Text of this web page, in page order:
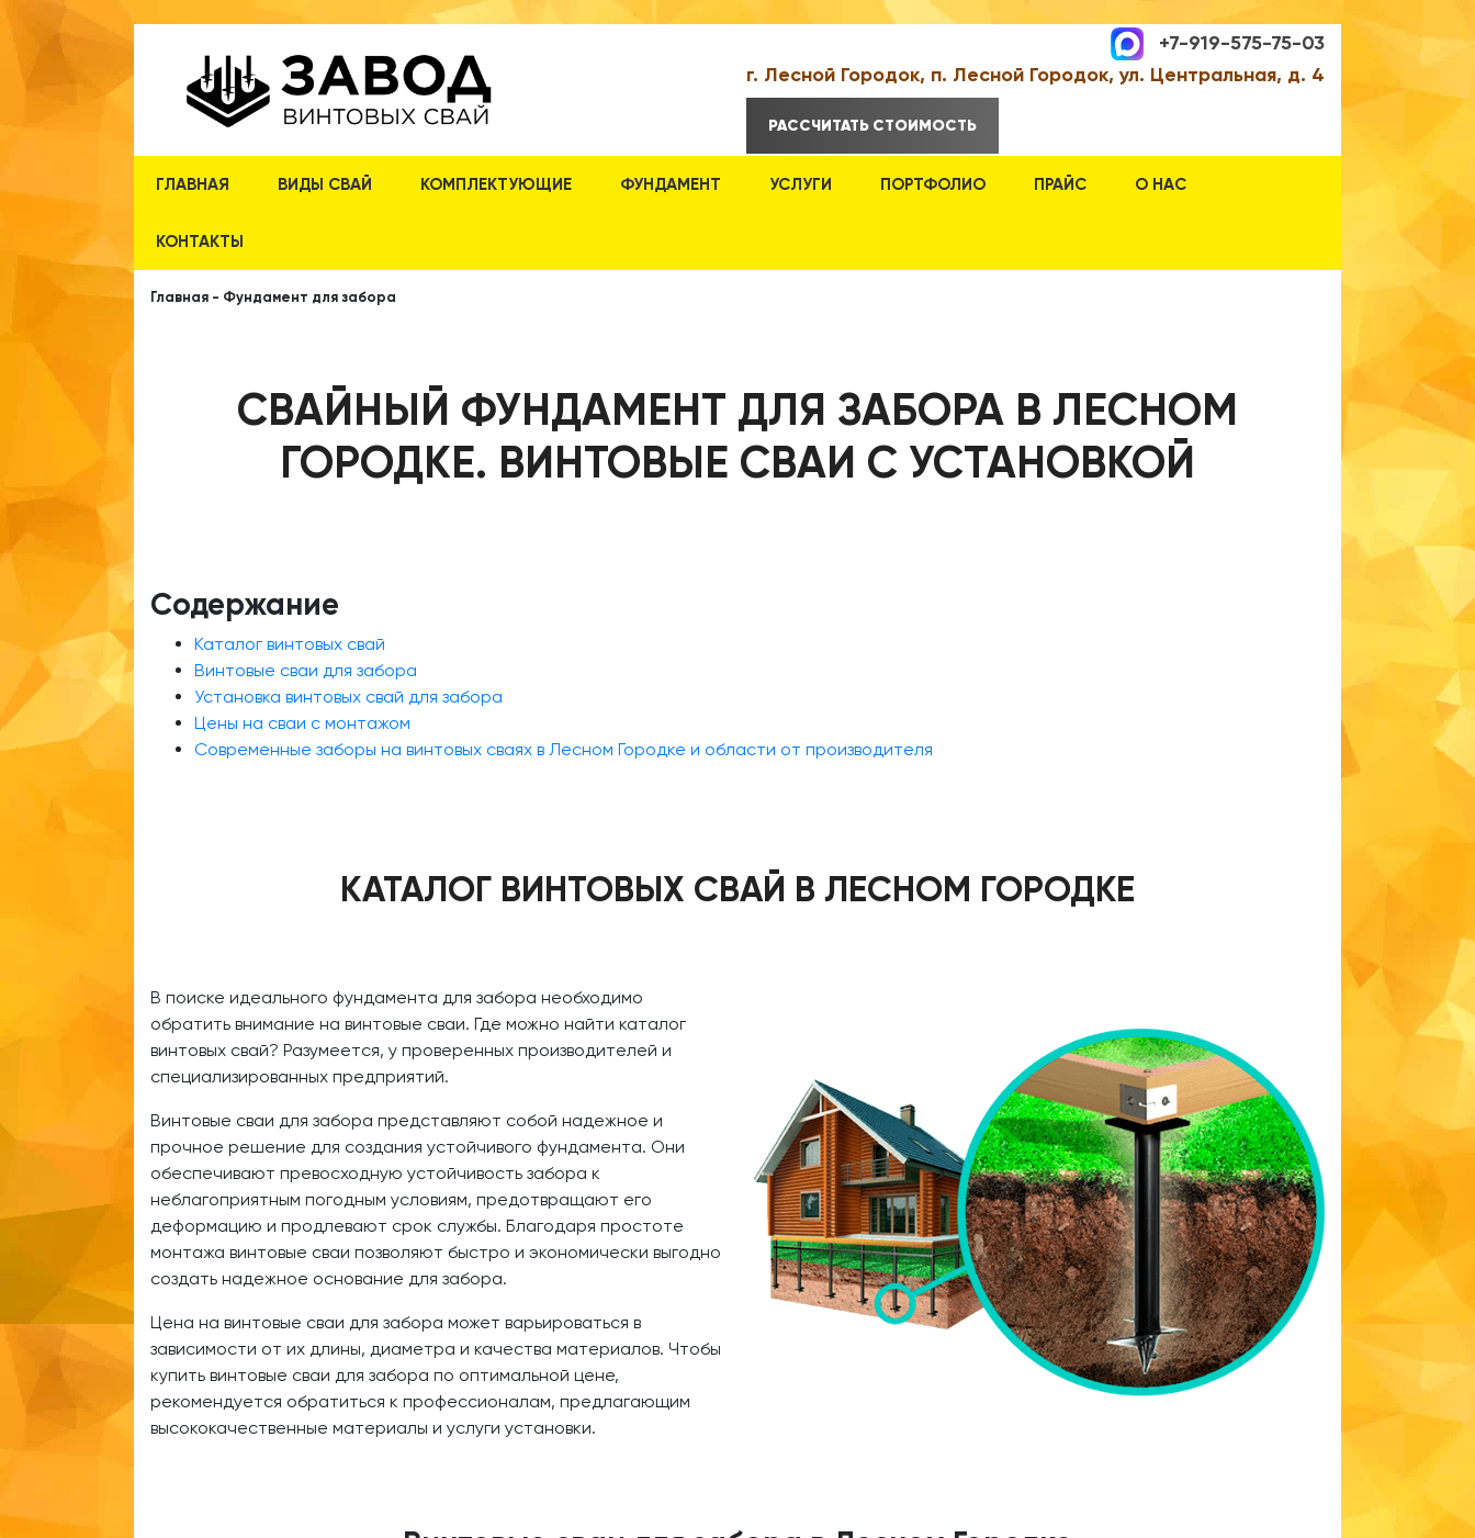
+7-919-575-75-03
г. Лесной Городок, п. Лесной Городок, ул. Центральная, д. 4
РАССЧИТАТЬ СТОИМОСТЬ
ГЛАВНАЯ ВИДЫ СВАЙ КОМПЛЕКТУЮЩИЕ ФУНДАМЕНТ УСЛУГИ ПОРТФОЛИО ПРАЙС О НАС
КОНТАКТЫ
Главная - Фундамент для забора
СВАЙНЫЙ ФУНДАМЕНТ ДЛЯ ЗАБОРА В ЛЕСНОМ
ГОРОДКЕ. ВИНТОВЫЕ СВАИ С УСТАНОВКОЙ
Содержание
Каталог винтовых свай
Винтовые сваи для забора
Установка винтовых свай для забора
Цены на сваи с монтажом
Современные заборы на винтовых сваях в Лесном Городке и области от производителя
КАТАЛОГ ВИНТОВЫХ СВАЙ В ЛЕСНОМ ГОРОДКЕ
В поиске идеального фундамента для забора необходимо
обратить внимание на винтовые сваи. Где можно найти каталог
винтовых свай? Разумеется, у проверенных производителей и
специализированных предприятий.
Винтовые сваи для забора представляют собой надежное и
прочное решение для создания устойчивого фундамента. Они
обеспечивают превосходную устойчивость забора к
неблагоприятным погодным условиям, предотвращают его
деформацию и продлевают срок службы. Благодаря простоте
монтажа винтовые сваи позволяют быстро и экономически выгодно
создать надежное основание для забора.
Цена на винтовые сваи для забора может варьироваться в
зависимости от их длины, диаметра и качества материалов. Чтобы
купить винтовые сваи для забора по оптимальной цене,
рекомендуется обратиться к профессионалам, предлагающим
высококачественные материалы и услуги установки.